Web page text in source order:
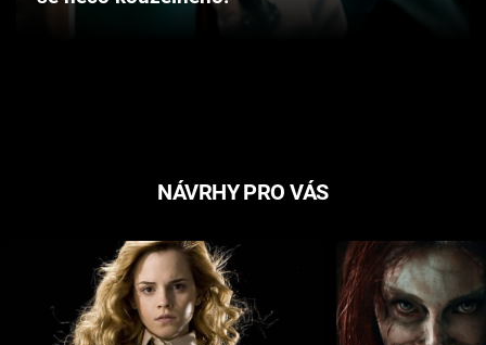
NÁVRHY PRO VÁS